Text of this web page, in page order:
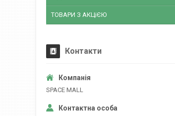
ТОВАРИ З АКЦіЄЮ
Контакти
SPACE MALL